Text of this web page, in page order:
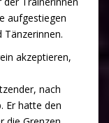
aufgestiegen
Tänzerinnen.
akzeptieren,
nach
Er hatte den